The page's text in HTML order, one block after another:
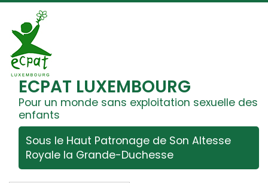
ECPAT LUXEMBOURG
Pour un monde sans exploitation sexuelle des
enfants
Sous le Haut Patronage de Son Altesse
Royale la Grande-Duchesse